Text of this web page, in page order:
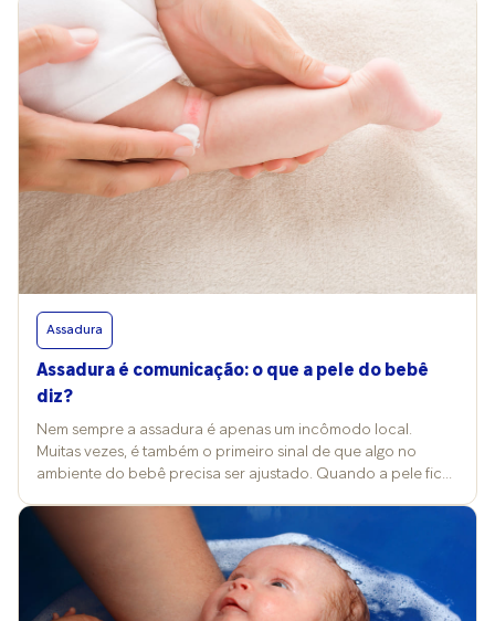
Assadura
Assadura é comunicação: o que a pele do bebê
diz?
Nem sempre a assadura é apenas um incômodo local.
Muitas vezes, é também o primeiro sinal de que algo no
ambiente do bebê precisa ser ajustado. Quando a pele fica
está reagindo a um desequilíbrio e precisa de atenção e
cuidados específicos. Para o pediatra Antônio Carlos Turner,
da clínica Total Kids, dizer que a assadura é uma forma de
comunicação significa reconhecer que o corpo do bebê
“fala” quando algo foge do esperado. Como o pequeno